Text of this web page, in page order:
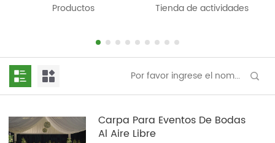
Productos Tienda de actividades
Carpa Para Eventos De Bodas
Al Aire Libre